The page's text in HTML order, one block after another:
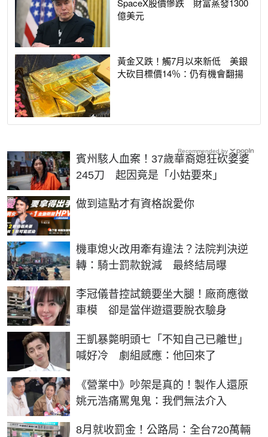
SpaceX股價慘跌 財富蒸發1300
億美元
黃金又跌！觸7月以來新低 美銀
大砍目標價14％：仍有機會翻揚
賓州駭人血案！37歲華裔媳狂砍婆婆
245刀 起因竟是「小姑要來」
做到這點才有資格說愛你
PR
機車熄火改用牽有違法？法院判決逆
轉：騎士罰款銳減 最終結局曝
李冠儀昔控試鏡要坐大腿！廠商應徵
車模 卻是當伴遊還要脫衣驗身
王凱暴斃明頭七「不知自己已離世」
喊好冷 劇組感應：他回來了
《營業中》吵架是真的！製作人還原
姚元浩痛罵鬼鬼：我們無法介入
8月就收罰金！公路局：全台720萬輛
Recommended by